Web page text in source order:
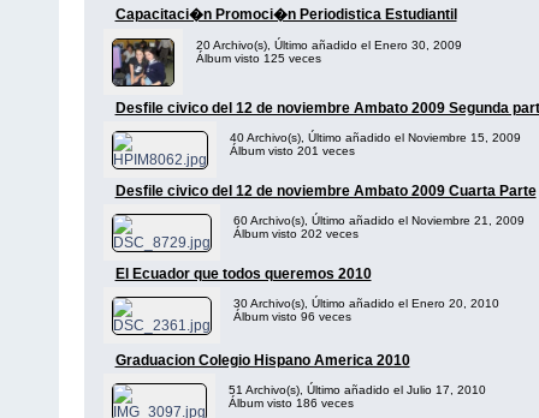
Capacitaci�n Promoci�n Periodistica Estudiantil
20 Archivo(s), Último añadido el Enero 30, 2009
Álbum visto 125 veces
Desfile civico del 12 de noviembre Ambato 2009 Segunda
40 Archivo(s), Último añadido el Noviembre 15, 2009
Álbum visto 201 veces
Desfile civico del 12 de noviembre Ambato 2009 Cuarta Parte
60 Archivo(s), Último añadido el Noviembre 21, 2009
Álbum visto 202 veces
El Ecuador que todos queremos 2010
30 Archivo(s), Último añadido el Enero 20, 2010
Álbum visto 96 veces
Graduacion Colegio Hispano America 2010
51 Archivo(s), Último añadido el Julio 17, 2010
Álbum visto 186 veces